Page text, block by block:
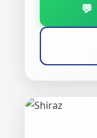
💬